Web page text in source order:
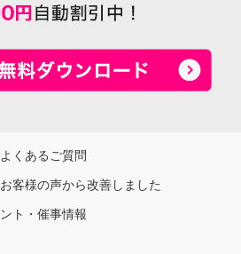
よくあるご質問
お客様の声から改善しました
ト・催事情報